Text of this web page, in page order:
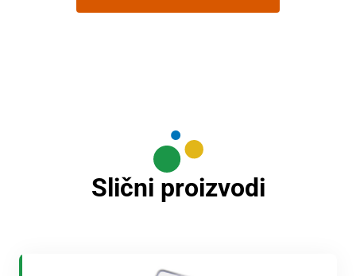
Slični proizvodi